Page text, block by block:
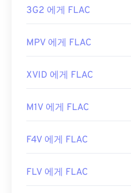
3G2 에게 FLAC
MPV 에게 FLAC
XVID 에게 FLAC
M1V 에게 FLAC
F4V 에게 FLAC
FLV 에게 FLAC